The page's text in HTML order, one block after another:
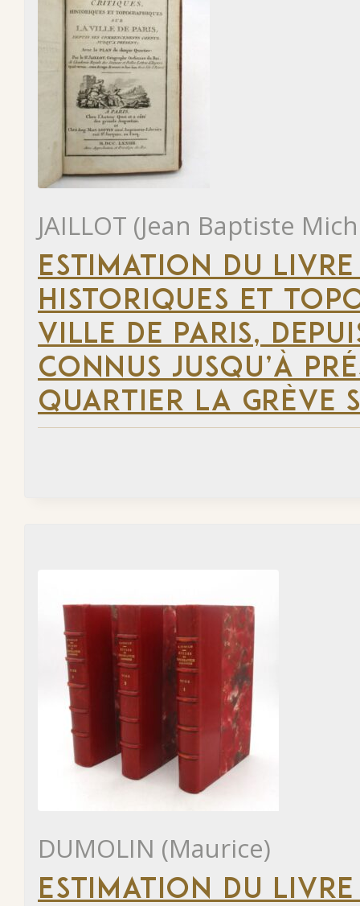
JAILLOT (Jean Baptiste
ESTIMATION DU
HISTORIQUES ET
VILLE DE PARIS,
CONNUS JUSQU’À
QUARTIER LA GRÈVE
DUMOLIN (Maurice)
ESTIMATION DU